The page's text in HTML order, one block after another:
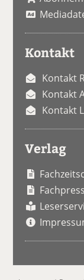
Kontakt
Kontakt
Kontakt
Kontakt
Verlag